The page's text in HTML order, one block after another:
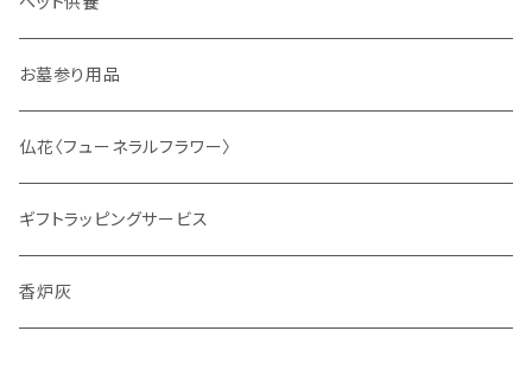
サシェ
お墓参り用品
仏花〈フューネラルフラワー〉
ギフトラッピングサービス
香炉灰